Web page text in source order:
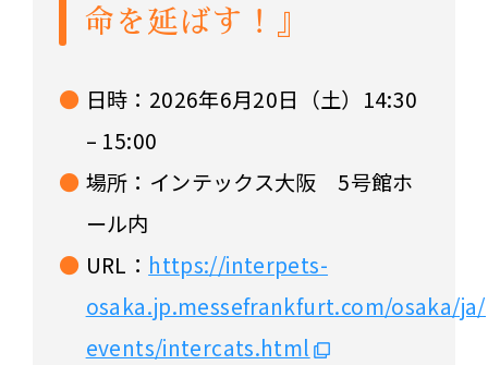
命を延ばす！』
日時：2026年6月20日（土）14:30
– 15:00
場所：インテックス大阪 5号館ホ
ール内
URL： https://interpets-
osaka.jp.messefrankfurt.com/osaka/
events/intercats.html